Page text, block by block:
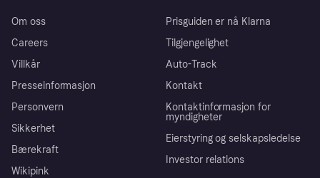
Om oss
Careers
Villkår
Presseinformasjon
Personvern
Sikkerhet
Bærekraft
Wikipink
Prisguiden er nå Klarna
Tilgjengelighet
Auto-Track
Kontakt
Kontaktinformasjon for
myndigheter
Eierstyring og selskapsledelse
Investor relations